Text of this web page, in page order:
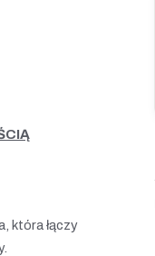
która łączy